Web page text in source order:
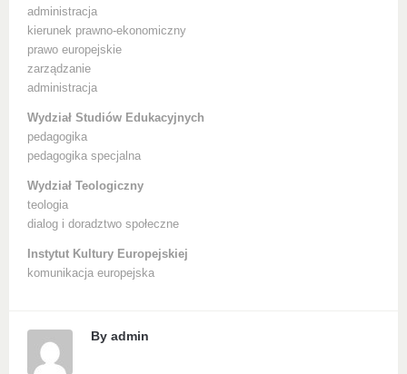
administracja
kierunek prawno-ekonomiczny
prawo europejskie
zarządzanie
administracja
Wydział Studiów Edukacyjnych
pedagogika
pedagogika specjalna
Wydział Teologiczny
teologia
dialog i doradztwo społeczne
Instytut Kultury Europejskiej
komunikacja europejska
By admin